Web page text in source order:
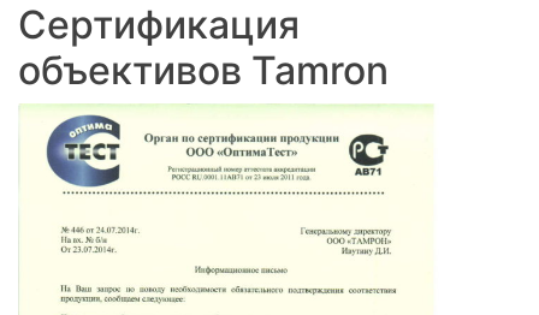
Сертификация
объективов Tamron